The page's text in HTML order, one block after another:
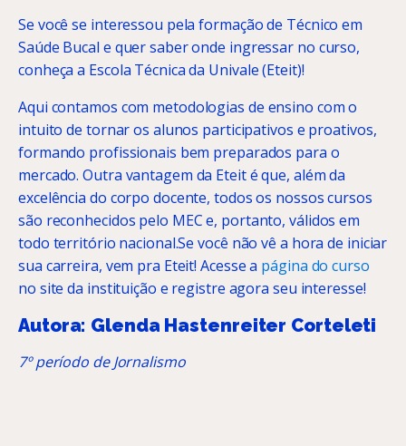
Se você se interessou pela formação de Técnico em
Saúde Bucal e quer saber onde ingressar no curso,
conheça a Escola Técnica da Univale (Eteit)!
Aqui contamos com metodologias de ensino com o
intuito de tornar os alunos participativos e proativos,
formando profissionais bem preparados para o
mercado. Outra vantagem da Eteit é que, além da
excelência do corpo docente, todos os nossos cursos
são reconhecidos pelo MEC e, portanto, válidos em
todo território nacional.Se você não vê a hora de iniciar
sua carreira, vem pra Eteit! Acesse a página do curso
no site da instituição e registre agora seu interesse!
Autora: Glenda Hastenreiter Corteleti
7º período de Jornalismo